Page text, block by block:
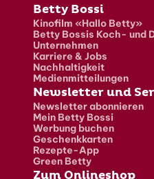
Fusszeile
Betty Bossi
Kinofilm «Hallo Betty»
Betty Bossis Koch- und
Unternehmen
Karriere & Jobs
Nachhaltigkeit
Medienmitteilungen
Newsletter und
Newsletter abonnieren
Mein Betty Bossi
Werbung buchen
Geschenkkarten
Rezepte-App
Green Betty
Zum Onlineshop